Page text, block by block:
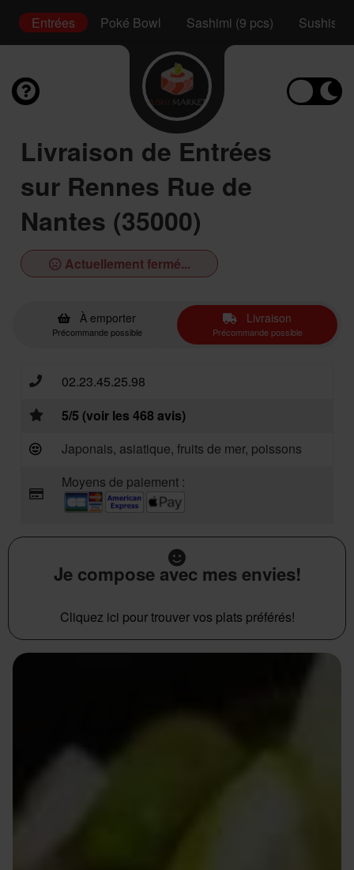
Entrées Poké Bowl Sashimi (9 pcs) Sushis
Livraison de Entrées
sur Rennes Rue de
Nantes (35000)
Actuellement fermé...
À emporter
Précommande possible
Livraison
Précommande possible
02.23.45.25.98
5/5 (voir les 468 avis)
Japonais, asiatique, fruits de mer, poissons
Moyens de paiement :
Je compose avec mes envies!
Cliquez ici pour trouver vos plats préférés!